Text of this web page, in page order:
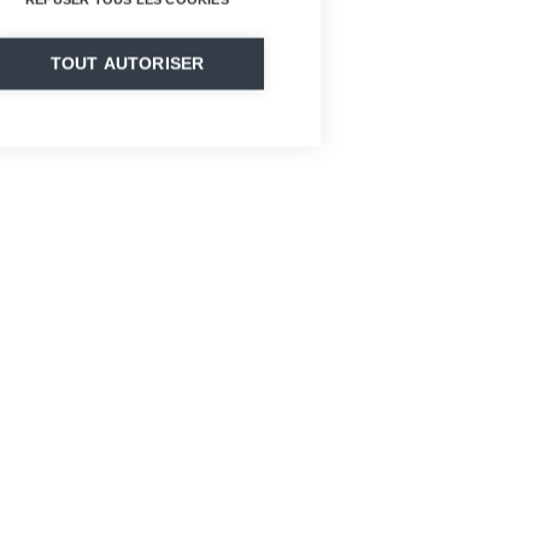
TOUT AUTORISER